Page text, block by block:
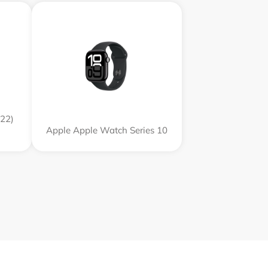
Apple Apple Watch Series 10